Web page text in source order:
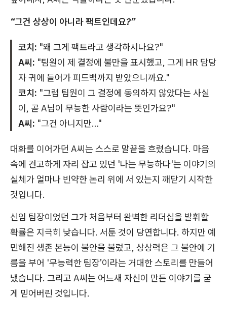
“그건 상상이 아니라 팩트인데요?”
코치: "왜 그게 팩트라고 생각하시나요?"
A씨: "팀원이 제 결정에 불만을 표시했고, 그게 HR 담당
자 귀에 들어가 피드백까지 받았으니까요."
코치: "그럼 팀원이 그 결정에 동의하지 않았다는 사실
이, 곧 A님이 무능한 사람이라는 뜻인가요?"
A씨: "그건 아니지만…"
대화를 이어가던 A씨는 스스로 말끝을 흐렸습니다. 마음
속에 견고하게 자리 잡고 있던 '나는 무능하다'는 이야기의
실체가 얼마나 빈약한 논리 위에 서 있는지 깨닫기 시작한
것입니다.
신임 팀장이었던 그가 처음부터 완벽한 리더십을 발휘할
확률은 지극히 낮습니다. 서툰 것이 당연합니다. 하지만 예
민해진 생존 본능이 불안을 불렀고, 상상력은 그 불안에 기
름을 부어 '무능력한 팀장’이라는 거대한 스토리를 만들어
냈습니다. 그리고 A씨는 어느새 자신이 만든 이야기를 굳
게 믿어버린 것입니다.